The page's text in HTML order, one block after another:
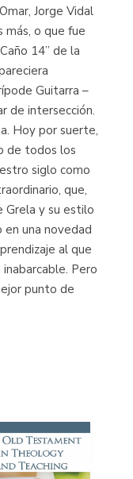
Jorge Vidal
o que fue
14” de la
Guitarra –
de intersección.
Hoy por suerte,
de todos los
siglo como
que,
Grela y su estilo
una novedad
al que
Pero
punto de